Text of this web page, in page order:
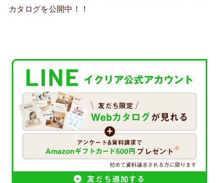
カタログを公開中！！